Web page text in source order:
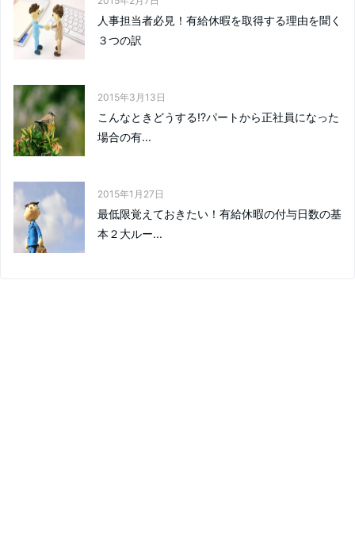
人事担当者必見！有給休暇を取得する理由を聞く
３つの訳
2015年3月13日
こんなときどうする!?パートから正社員になった
場合の有...
2015年1月27日
最低限覚えておきたい！有給休暇の付与日数の基
本２大ルー...